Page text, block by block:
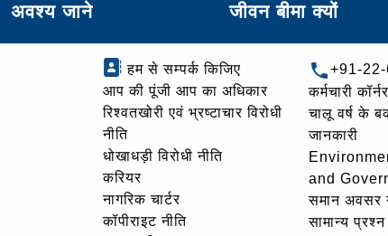
अवश्य जाने जीवन बीमा क्यों
हम से सम्पर्क किजिए
आप की पूंजी आप का अधिकार
रिश्वतखोरी एवं भ्रष्टाचार विरोधी
नीति
धोखाधड़ी विरोधी नीति
करियर
नागरिक चार्टर
कॉपीराइट नीति
+91-
कर्मचारी कॉर्नर
चालू वर्ष के
जानकारी
and
समान अवसर
सामान्य प्रश्न